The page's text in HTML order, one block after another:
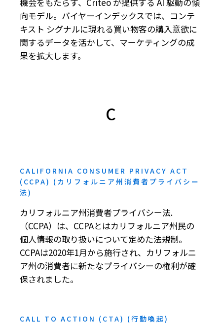
向モデル。バイヤーインデックスでは、コンテ
キスト シグナルに現れる買い物客の購入意欲に
関するデータを活かして、マーケティングの成
果を拡大します。
C
CALIFORNIA CONSUMER PRIVACY ACT
(CCPA) (カリフォルニア州消費者プライバシー
法)
カリフォルニア州消費者プライバシー法.
（CCPA）は、CCPAとはカリフォルニア州民の
個人情報の取り扱いについて定めた法規制。
CCPAは2020年1月から施行され、カリフォルニ
ア州の消費者に新たなプライバシーの権利が確
保されました。
CALL TO ACTION (CTA) (行動喚起)